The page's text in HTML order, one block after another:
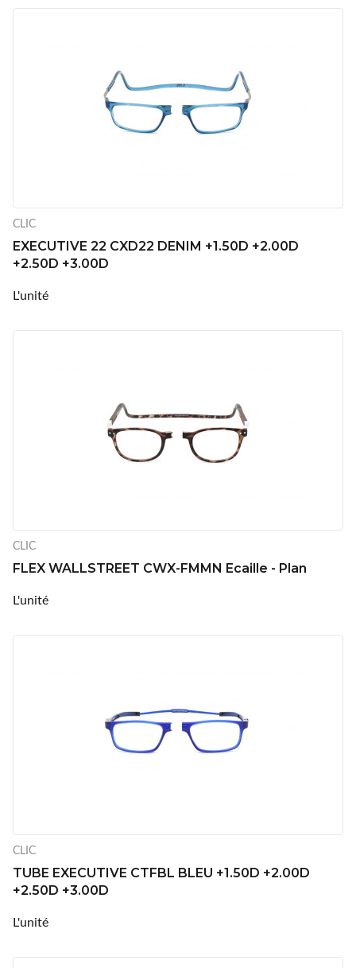
CLIC
EXECUTIVE 22 CXD22 DENIM +1.50D +2.00D
+2.50D +3.00D
L'unité
CLIC
FLEX WALLSTREET CWX-FMMN Ecaille - Plan
L'unité
CLIC
TUBE EXECUTIVE CTFBL BLEU +1.50D +2.00D
+2.50D +3.00D
L'unité